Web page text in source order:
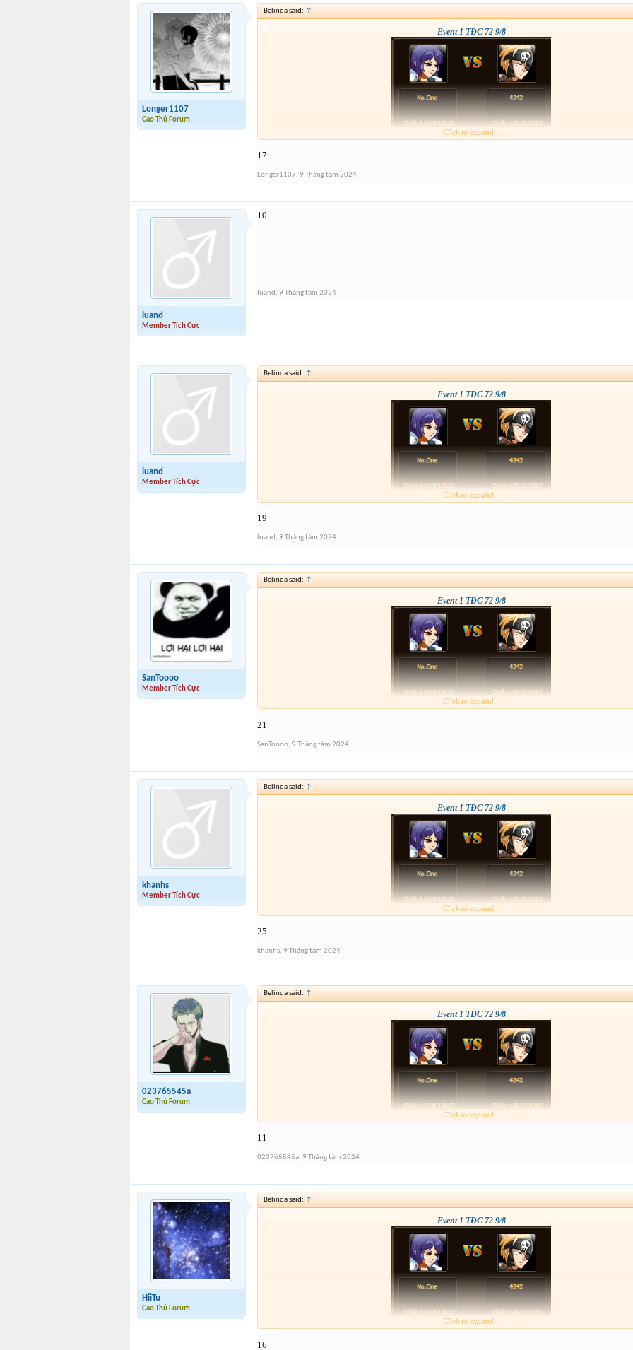
Longer1107
Cao Thủ Forum
Belinda said: ↑
Event 1 TĐC 72 9/8
Click to expand...
17
Longer1107, 9 Tháng tám 2024
luand
Member Tích Cực
10
luand , 9 Tháng tám 2024
luand
Member Tích Cực
Belinda said: ↑
Event 1 TĐC 72 9/8
Click to expand...
19
luand, 9 Tháng tám 2024
SanToooo
Member Tích Cực
Belinda said: ↑
Event 1 TĐC 72 9/8
Click to expand...
21
SanToooo, 9 Tháng tám 2024
khanhs
Member Tích Cực
Belinda said: ↑
Event 1 TĐC 72 9/8
Click to expand...
25
khanhs, 9 Tháng tám 2024
023765545a
Cao Thủ Forum
Belinda said: ↑
Event 1 TĐC 72 9/8
Click to expand...
11
023765545a, 9 Tháng tám 2024
HiiTu
Cao Thủ Forum
Belinda said: ↑
Event 1 TĐC 72 9/8
Click to expand...
16